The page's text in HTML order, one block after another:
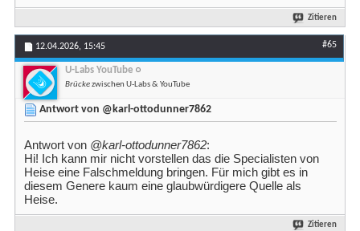
Zitieren
12.04.2026, 15:45 #65
U-Labs YouTube
Brückezwischen U-Labs & YouTube
Antwort von @karl-ottodunner7862
Antwort von @karl-ottodunner7862:
Hi! Ich kann mir nicht vorstellen das die Specialisten von
Heise eine Falschmeldung bringen. Für mich gibt es in
diesem Genere kaum eine glaubwürdigere Quelle als
Heise.
Zitieren